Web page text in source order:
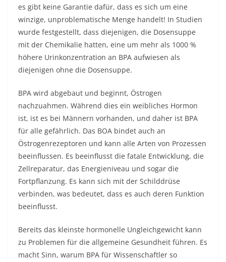
es gibt keine Garantie dafür, dass es sich um eine
winzige, unproblematische Menge handelt! In Studien
wurde festgestellt, dass diejenigen, die Dosensuppe
mit der Chemikalie hatten, eine um mehr als 1000 %
höhere Urinkonzentration an BPA aufwiesen als
diejenigen ohne die Dosensuppe.
BPA wird abgebaut und beginnt, Östrogen
nachzuahmen. Während dies ein weibliches Hormon
ist, ist es bei Männern vorhanden, und daher ist BPA
für alle gefährlich. Das BOA bindet auch an
Östrogenrezeptoren und kann alle Arten von Prozessen
beeinflussen. Es beeinflusst die fatale Entwicklung, die
Zellreparatur, das Energieniveau und sogar die
Fortpflanzung. Es kann sich mit der Schilddrüse
verbinden, was bedeutet, dass es auch deren Funktion
beeinflusst.
Bereits das kleinste hormonelle Ungleichgewicht kann
zu Problemen für die allgemeine Gesundheit führen. Es
macht Sinn, warum BPA für Wissenschaftler so